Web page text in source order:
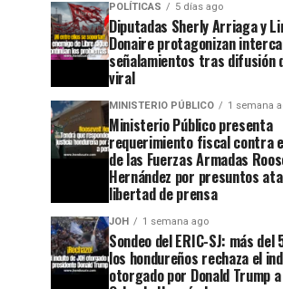
POLÍTICAS 5 días ago
Diputadas Sherly Arriaga y
Donaire protagonizan
señalamientos tras difusión
viral
MINISTERIO PÚBLICO 1 semana
Ministerio Público presenta
requerimiento fiscal contra
de las Fuerzas Armadas
Hernández por presuntos
libertad de prensa
JOH 1 semana ago
Sondeo del ERIC-SJ: más
los hondureños rechaza el
otorgado por Donald Trump a